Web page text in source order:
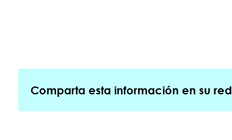
Comparta esta información en su